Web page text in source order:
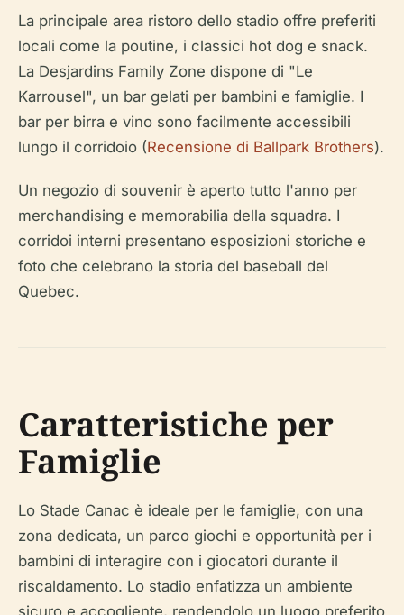
La principale area ristoro dello stadio offre preferiti
locali come la poutine, i classici hot dog e snack.
La Desjardins Family Zone dispone di "Le
Karrousel", un bar gelati per bambini e famiglie. I
bar per birra e vino sono facilmente accessibili
lungo il corridoio (Recensione di Ballpark Brothers).
Un negozio di souvenir è aperto tutto l'anno per
merchandising e memorabilia della squadra. I
corridoi interni presentano esposizioni storiche e
foto che celebrano la storia del baseball del
Quebec.
Caratteristiche per
Famiglie
Lo Stade Canac è ideale per le famiglie, con una
zona dedicata, un parco giochi e opportunità per i
bambini di interagire con i giocatori durante il
riscaldamento. Lo stadio enfatizza un ambiente
sicuro e accogliente, rendendolo un luogo preferito